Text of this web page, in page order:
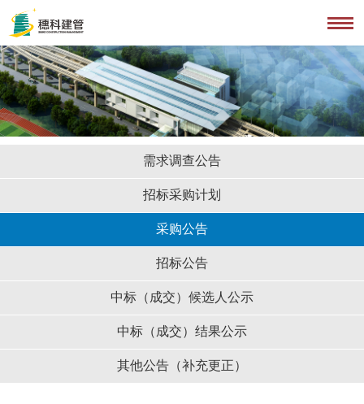
需求调查公告
招标采购计划
采购公告
招标公告
中标（成交）候选人公示
中标（成交）结果公示
其他公告（补充更正）